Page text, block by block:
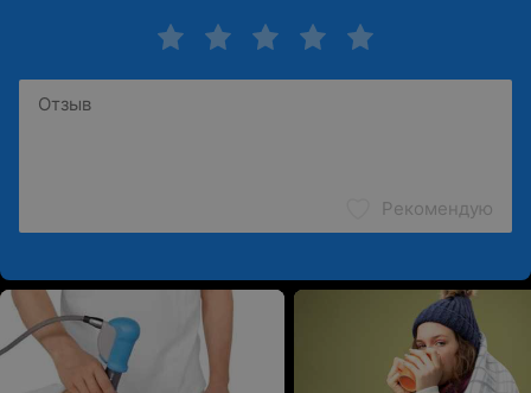
Рекомендую